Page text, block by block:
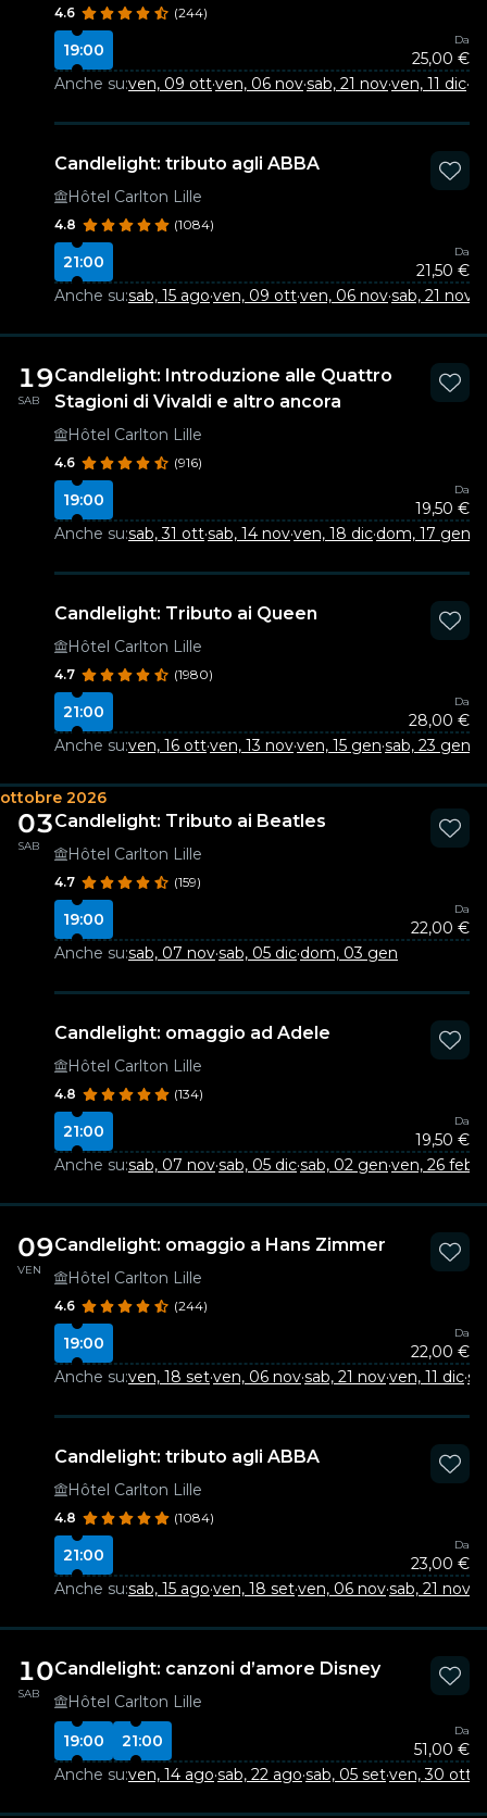
4.6 (244)
19:00
Da
25,00 €
Anche su:ven, 09 ott·ven, 06 nov·sab, 21 nov·ven, 11 dic·
Candlelight: tributo agli ABBA
Hôtel Carlton Lille
4.8 (1084)
21:00
Da
21,50 €
Anche su:sab, 15 ago·ven, 09 ott·ven, 06 nov·sab, 21 nov
19
SAB
Candlelight: Introduzione alle Quattro
Stagioni di Vivaldi e altro ancora
Hôtel Carlton Lille
4.6 (916)
19:00
Da
19,50 €
Anche su:sab, 31 ott·sab, 14 nov·ven, 18 dic·dom, 17 gen
Candlelight: Tributo ai Queen
Hôtel Carlton Lille
4.7 (1980)
21:00
Da
28,00 €
Anche su:ven, 16 ott·ven, 13 nov·ven, 15 gen·sab, 23 gen
ottobre 2026
03
SAB
Candlelight: Tributo ai Beatles
Hôtel Carlton Lille
4.7 (159)
19:00
Da
22,00 €
Anche su:sab, 07 nov·sab, 05 dic·dom, 03 gen
Candlelight: omaggio ad Adele
Hôtel Carlton Lille
4.8 (134)
21:00
Da
19,50 €
Anche su:sab, 07 nov·sab, 05 dic·sab, 02 gen·ven, 26 feb
09
VEN
Candlelight: omaggio a Hans Zimmer
Hôtel Carlton Lille
4.6 (244)
19:00
Da
22,00 €
Anche su:ven, 18 set·ven, 06 nov·sab, 21 nov·ven, 11 dic·
Candlelight: tributo agli ABBA
Hôtel Carlton Lille
4.8 (1084)
21:00
Da
23,00 €
Anche su:sab, 15 ago·ven, 18 set·ven, 06 nov·sab, 21 nov
10
SAB
Candlelight: canzoni d’amore Disney
Hôtel Carlton Lille
19:00
21:00
Da
51,00 €
Anche su:ven, 14 ago·sab, 22 ago·sab, 05 set·ven, 30 ott